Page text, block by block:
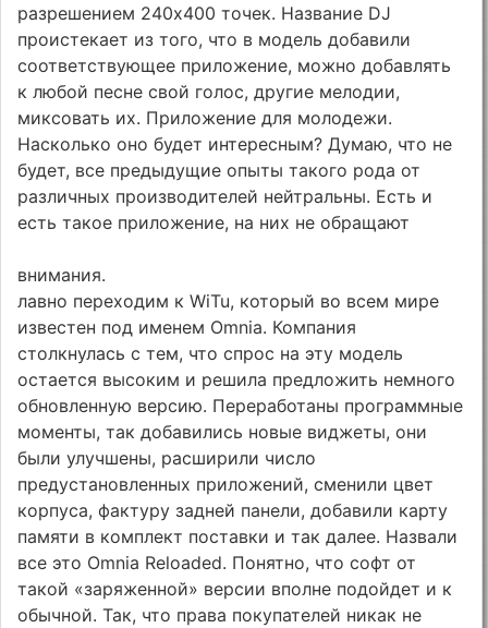
разрешением 240х400 точек. Название DJ
проистекает из того, что в модель добавили
соответствующее приложение, можно добавлять
к любой песне свой голос, другие мелодии,
миксовать их. Приложение для молодежи.
Насколько оно будет интересным? Думаю, что не
будет, все предыдущие опыты такого рода от
различных производителей нейтральны. Есть и
есть такое приложение, на них не обращают
внимания.
лавно переходим к WiTu, который во всем мире
известен под именем Omnia. Компания
столкнулась с тем, что спрос на эту модель
остается высоким и решила предложить немного
обновленную версию. Переработаны программные
моменты, так добавились новые виджеты, они
были улучшены, расширили число
предустановленных приложений, сменили цвет
корпуса, фактуру задней панели, добавили карту
памяти в комплект поставки и так далее. Назвали
все это Omnia Reloaded. Понятно, что софт от
такой «заряженной» версии вполне подойдет и к
обычной. Так, что права покупателей никак не